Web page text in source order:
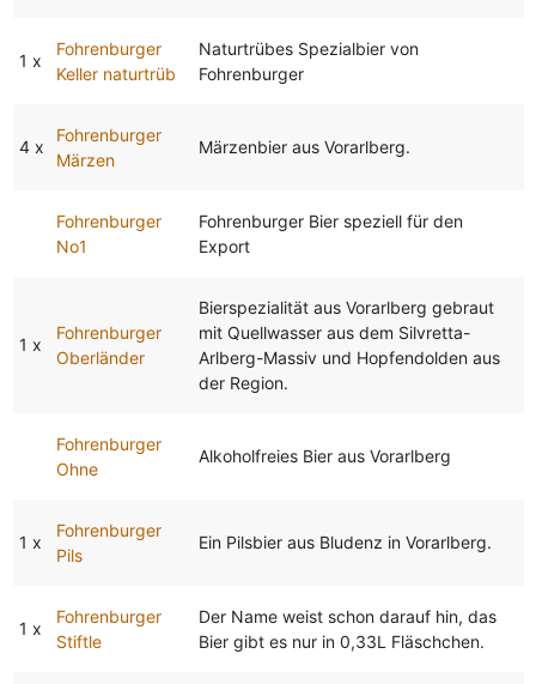
1 x
Fohrenburger
Keller naturtrüb
Naturtrübes Spezialbier von
Fohrenburger
4 x
Fohrenburger
Märzen
Märzenbier aus Vorarlberg.
Fohrenburger
No1
Fohrenburger Bier speziell für den
Export
1 x
Fohrenburger
Oberländer
Bierspezialität aus Vorarlberg gebraut
mit Quellwasser aus dem Silvretta-
Arlberg-Massiv und Hopfendolden aus
der Region.
Fohrenburger
Ohne
Alkoholfreies Bier aus Vorarlberg
1 x
Fohrenburger
Pils
Ein Pilsbier aus Bludenz in Vorarlberg.
1 x
Fohrenburger
Stiftle
Der Name weist schon darauf hin, das
Bier gibt es nur in 0,33L Fläschchen.